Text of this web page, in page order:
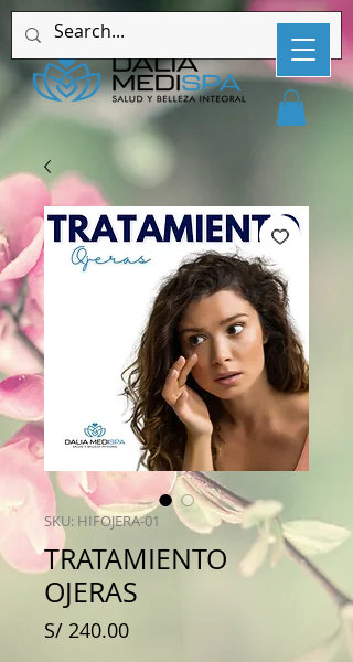
SKU: HIFOJERA-01
TRATAMIENTO
OJERAS
S/ 240.00Precio